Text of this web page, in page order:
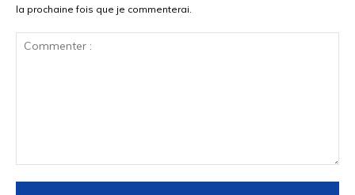
la prochaine fois que je commenterai.